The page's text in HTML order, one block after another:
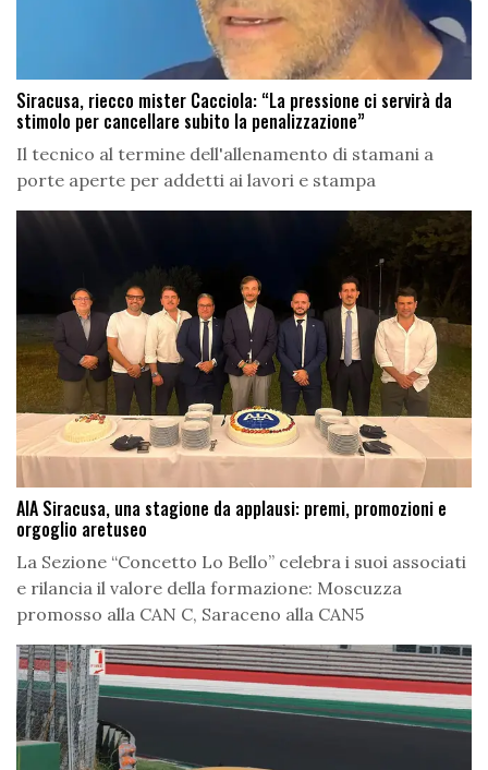
Siracusa, riecco mister Cacciola: “La pressione ci servirà da
stimolo per cancellare subito la penalizzazione”
Il tecnico al termine dell'allenamento di stamani a
porte aperte per addetti ai lavori e stampa
AIA Siracusa, una stagione da applausi: premi, promozioni e
orgoglio aretuseo
La Sezione “Concetto Lo Bello” celebra i suoi associati
e rilancia il valore della formazione: Moscuzza
promosso alla CAN C, Saraceno alla CAN5